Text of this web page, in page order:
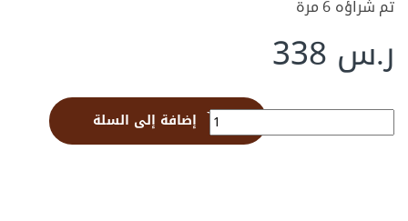
تم شراؤه 6 مرة
ر.س
كرتون قهوة بيشة 250 جرام (24علبة) quantity إضافة إلى السلة